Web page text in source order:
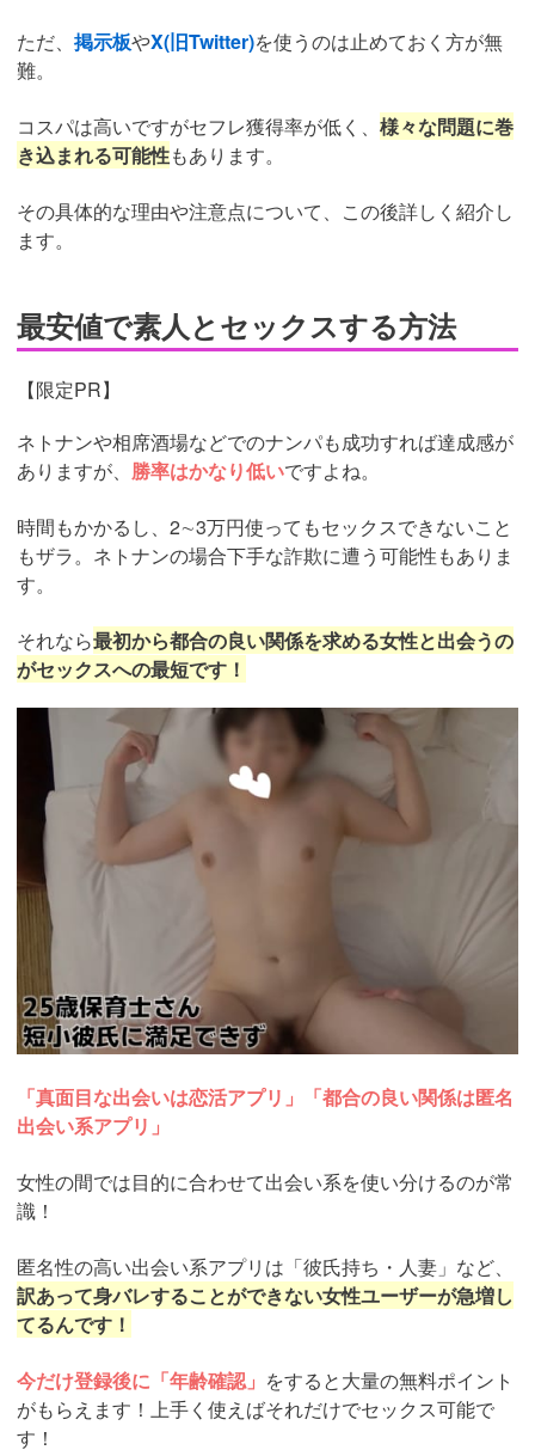
ただ、 掲示板やX(旧Twitter)を使うのは止めておく方が無
難。
コスパは高いですがセフレ獲得率が低く、 様々な問題に巻
き込まれる可能性もあります。
その具体的な理由や注意点について、この後詳しく紹介し
ます。
最安値で素人とセックスする方法
【限定PR】
ネトナンや相席酒場などでのナンパも成功すれば達成感が
ありますが、 勝率はかなり低いですよね。
時間もかかるし、2∼3万円使ってもセックスできないこと
もザラ。ネトナンの場合下手な詐欺に遭う可能性もありま
す。
それなら最初から都合の良い関係を求める女性と出会うの
がセックスへの最短です！
https://pcmax.jp/lp/?
ad_id=rm327007
「真面目な出会いは恋活アプリ」「都合の良い関係は匿名
出会い系アプリ」
女性の間では目的に合わせて出会い系を使い分けるのが常
識！
匿名性の高い出会い系アプリは「彼氏持ち・人妻」など、
訳あって身バレすることができない女性ユーザーが急増し
てるんです！
今だけ登録後に「年齢確認」 をすると大量の無料ポイント
がもらえます！上手く使えばそれだけでセックス可能で
す！